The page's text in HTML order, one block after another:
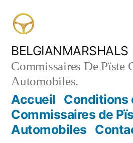
contenu
BELGIANMARSHALS
Commissaires De Pïste
Automobiles.
Accueil Conditions
Commissaires de
Automobiles